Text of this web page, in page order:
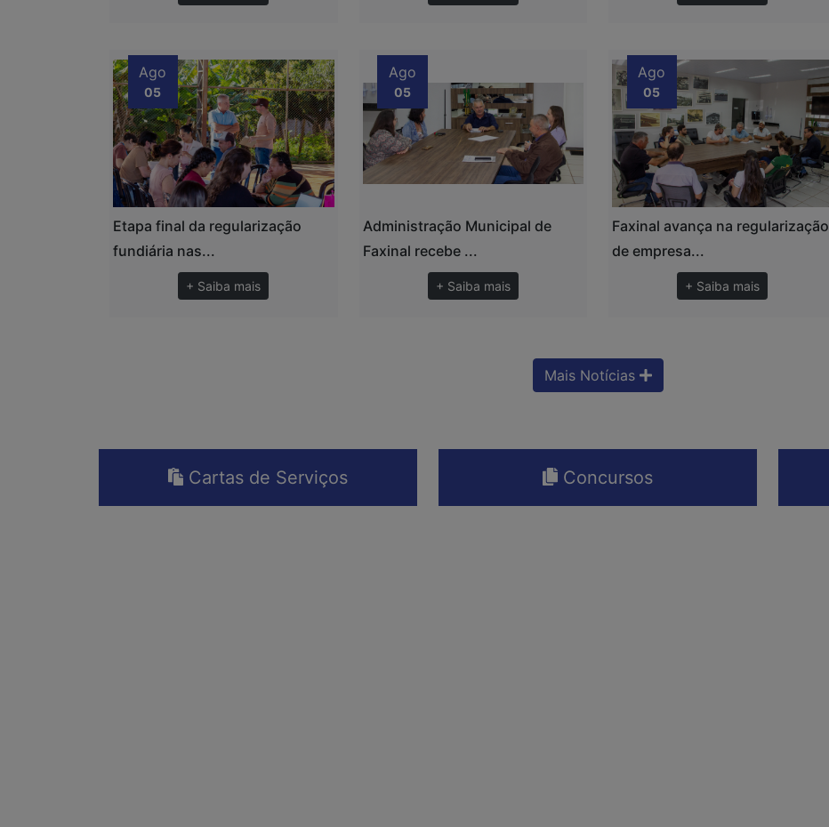
Ago
05
Etapa final da regularização
fundiária nas...
+ Saiba mais
Ago
05
Administração Municipal de
Faxinal recebe ...
+ Saiba mais
Ago
05
Faxinal avança na regularização
de empresa...
+ Saiba mais
Mais Notícias
Cartas de Serviços Concursos